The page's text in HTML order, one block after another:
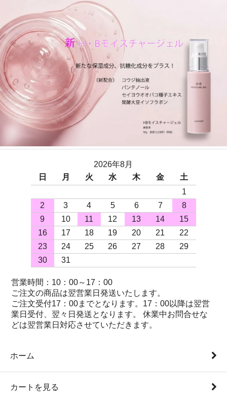
2026年8月
日
月 火 水 木 金
土
1
2
3 4 5 6 7
8
9
10 11 12 13 14
15
16
17 18 19 20 21
22
23
24 25 26 27 28
29
30
31
営業時間：10：00～17：00
ご注文の商品は翌営業日発送いたします。
ご注文受付17：00までとなります。17：00以降は翌営
業日受付、翌々日発送となります。 休業中お問合せな
どは翌営業日対応させていただきます。
ホーム
カートを見る